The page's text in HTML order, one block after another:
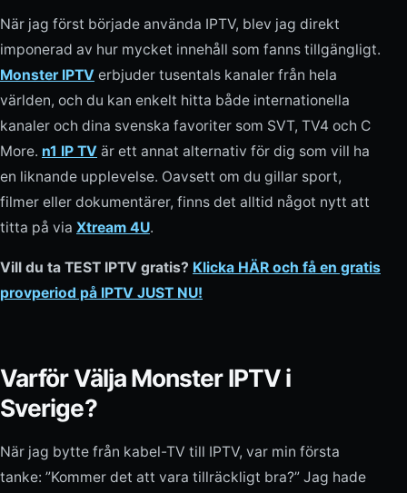
När jag först började använda IPTV, blev jag direkt
imponerad av hur mycket innehåll som fanns tillgängligt.
Monster IPTV erbjuder tusentals kanaler från hela
världen, och du kan enkelt hitta både internationella
kanaler och dina svenska favoriter som SVT, TV4 och C
More. n1 IP TV är ett annat alternativ för dig som vill ha
en liknande upplevelse. Oavsett om du gillar sport,
filmer eller dokumentärer, finns det alltid något nytt att
titta på via Xtream 4U.
Vill du ta TEST IPTV gratis? Klicka HÄR och få en gratis
provperiod på IPTV JUST NU!
Varför Välja Monster IPTV i
Sverige?
När jag bytte från kabel-TV till IPTV, var min första
tanke: ”Kommer det att vara tillräckligt bra?” Jag hade